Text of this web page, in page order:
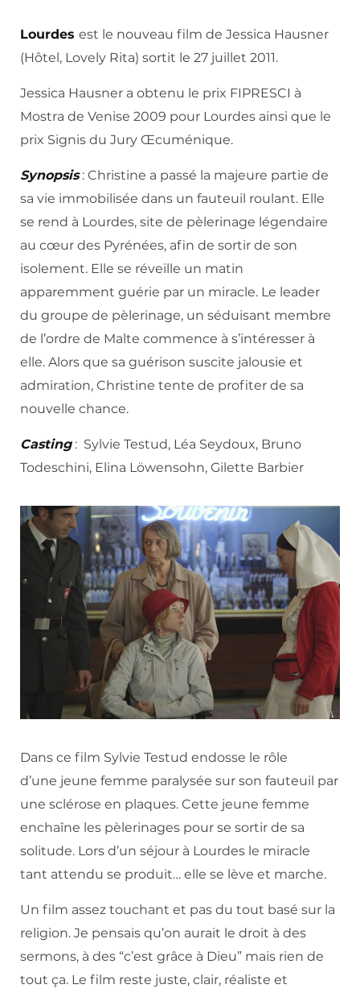
Lourdes est le nouveau film de Jessica Hausner
(Hôtel, Lovely Rita) sortit le 27 juillet 2011.
Jessica Hausner a obtenu le prix FIPRESCI à
Mostra de Venise 2009 pour Lourdes ainsi que le
prix Signis du Jury Œcuménique.
Synopsis: Christine a passé la majeure partie de
sa vie immobilisée dans un fauteuil roulant. Elle
se rend à Lourdes, site de pèlerinage légendaire
au cœur des Pyrénées, afin de sortir de son
isolement. Elle se réveille un matin
apparemment guérie par un miracle. Le leader
du groupe de pèlerinage, un séduisant membre
de l’ordre de Malte commence à s’intéresser à
elle. Alors que sa guérison suscite jalousie et
admiration, Christine tente de profiter de sa
nouvelle chance.
Casting: Sylvie Testud, Léa Seydoux, Bruno
Todeschini, Elina Löwensohn, Gilette Barbier
Dans ce film Sylvie Testud endosse le rôle
d’une jeune femme paralysée sur son fauteuil par
une sclérose en plaques. Cette jeune femme
enchaîne les pèlerinages pour se sortir de sa
solitude. Lors d’un séjour à Lourdes le miracle
tant attendu se produit… elle se lève et marche.
Un film assez touchant et pas du tout basé sur la
religion. Je pensais qu’on aurait le droit à des
sermons, à des “c’est grâce à Dieu” mais rien de
tout ça. Le film reste juste, clair, réaliste et